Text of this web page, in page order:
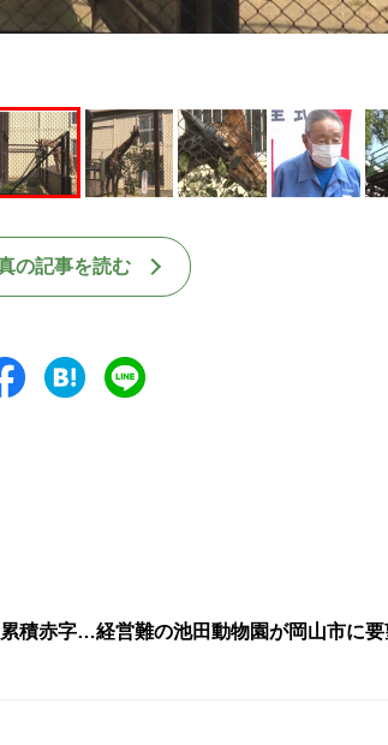
の記事を読む
積赤字…経営難の池田動物園が岡山市に要